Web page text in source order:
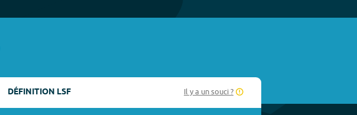
DÉFINITION LSF Il y a un souci ?